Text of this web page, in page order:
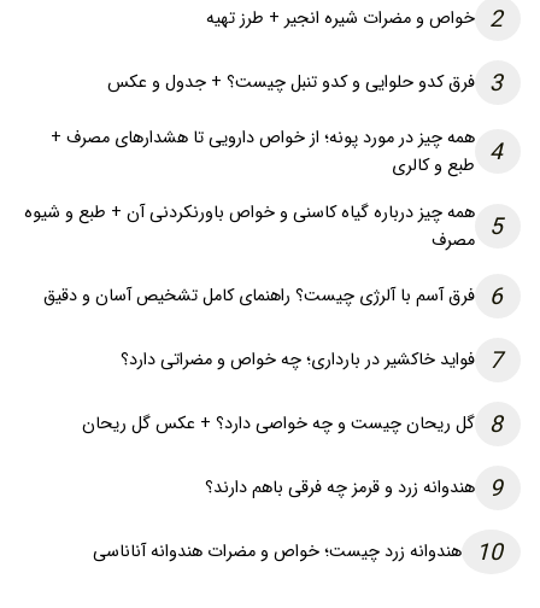
2 خواص و مضرات شیره انجیر + طرز تهیه
3 فرق کدو حلوایی و کدو تنبل چیست؟ + جدول و عکس
4 همه چیز در مورد پونه؛ از خواص دارویی تا هشدارهای مصرف +
طبع و کالری
5
همه چیز درباره گیاه کاسنی و خواص باورنکردنی آن + طبع و شیوه
مصرف
6 فرق آسم با آلرژی چیست؟ راهنمای کامل تشخیص آسان و دقیق
7 فواید خاکشیر در بارداری؛ چه خواص و مضراتی دارد؟
8 گل ریحان چیست و چه خواصی دارد؟ + عکس گل ریحان
9 هندوانه زرد و قرمز چه فرقی باهم دارند؟
10 هندوانه زرد چیست؛ خواص و مضرات هندوانه آناناسی